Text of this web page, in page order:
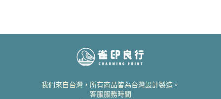
我們來自台灣，所有商品皆為台灣設計製造。
客服服務時間